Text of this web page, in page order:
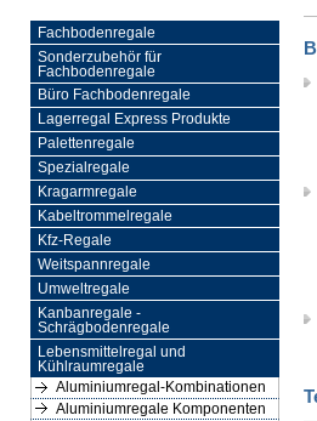
Fachbodenregale
Sonderzubehör für
Fachbodenregale
Büro Fachbodenregale
Lagerregal Express Produkte
Palettenregale
Spezialregale
Kragarmregale
Kabeltrommelregale
Kfz-Regale
Weitspannregale
Umweltregale
Kanbanregale -
Schrägbodenregale
Lebensmittelregal und
Kühlraumregale
Aluminiumregal-Kombinationen
Aluminiumregale Komponenten